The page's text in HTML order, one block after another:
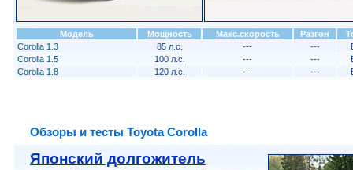
Модель Мощность Макс.скорость Разгон
Corolla 1.3
85 л.с. --- ---
Corolla 1.5
100 л.с. --- ---
Corolla 1.8
120 л.с. --- ---
Обзоры и тесты Toyota Corolla
Японский долгожитель